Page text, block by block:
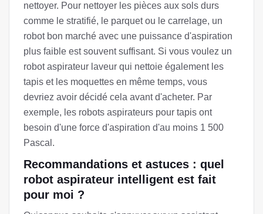
nettoyer. Pour nettoyer les pièces aux sols durs
comme le stratifié, le parquet ou le carrelage, un
robot bon marché avec une puissance d'aspiration
plus faible est souvent suffisant. Si vous voulez un
robot aspirateur laveur qui nettoie également les
tapis et les moquettes en même temps, vous
devriez avoir décidé cela avant d'acheter. Par
exemple, les robots aspirateurs pour tapis ont
besoin d'une force d'aspiration d'au moins 1 500
Pascal.
Recommandations et astuces : quel
robot aspirateur intelligent est fait
pour moi ?